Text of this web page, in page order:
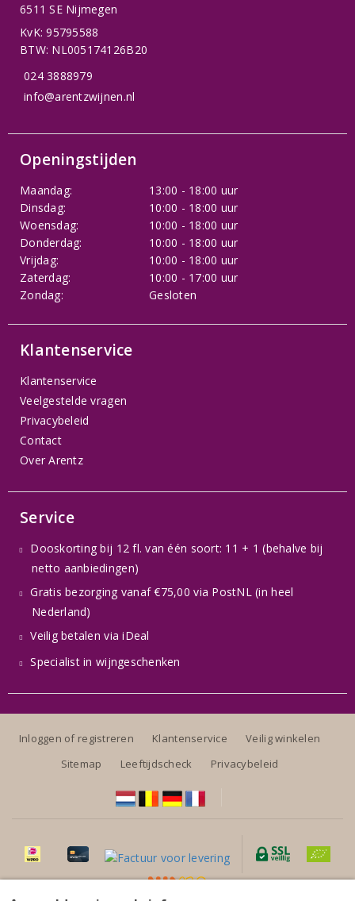
6511 SE Nijmegen
KvK: 95795588
BTW: NL005174126B20
024 3888979
info@arentzwijnen.nl
Openingstijden
Maandag:
13:00 - 18:00 uur
Dinsdag:
10:00 - 18:00 uur
Woensdag:
10:00 - 18:00 uur
Donderdag:
10:00 - 18:00 uur
Vrijdag:
10:00 - 18:00 uur
Zaterdag:
10:00 - 17:00 uur
Zondag:
Gesloten
Klantenservice
Klantenservice
Veelgestelde vragen
Privacybeleid
Contact
Over Arentz
Service
Dooskorting bij 12 fl. van één soort: 11 + 1 (behalve bij
netto aanbiedingen)
Gratis bezorging vanaf €75,00 via PostNL (in heel
Nederland)
Veilig betalen via iDeal
Specialist in wijngeschenken
Inloggen of registreren Klantenservice
Veilig winkelen
Sitemap
Leeftijdscheck Privacybeleid